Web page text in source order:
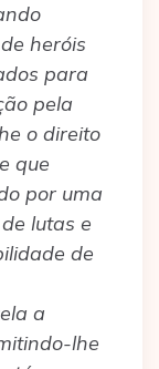
heróis
para
pela
o direito
que
por uma
lutas e
de
a
lhe